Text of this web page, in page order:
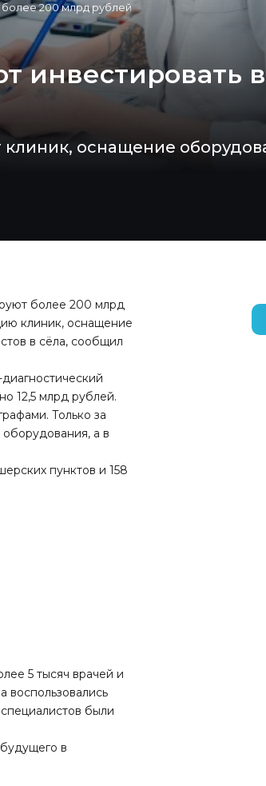
более 200 млрд рублей
инвестировать
оснащение
более 200 млрд
клиник, оснащение
в сёла, сообщил
12,5 млрд рублей.
Только за
а в
пунктов и 158
5 тысяч врачей и
были
в